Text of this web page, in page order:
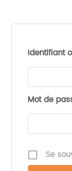
Identifiant
Mot de
Se
Galacto-
“Oligomate
GOS sur